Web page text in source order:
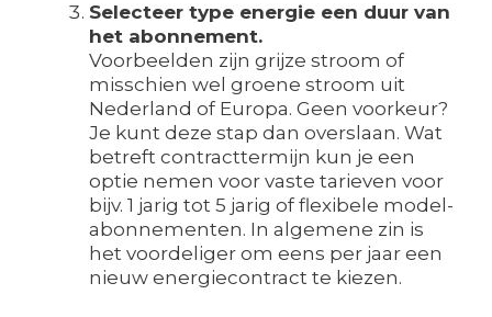
Selecteer type energie een duur van
het abonnement.
Voorbeelden zijn grijze stroom of
misschien wel groene stroom uit
Nederland of Europa. Geen voorkeur?
Je kunt deze stap dan overslaan. Wat
betreft contracttermijn kun je een
optie nemen voor vaste tarieven voor
bijv. 1 jarig tot 5 jarig of flexibele model-
abonnementen. In algemene zin is
het voordeliger om eens per jaar een
nieuw energiecontract te kiezen.